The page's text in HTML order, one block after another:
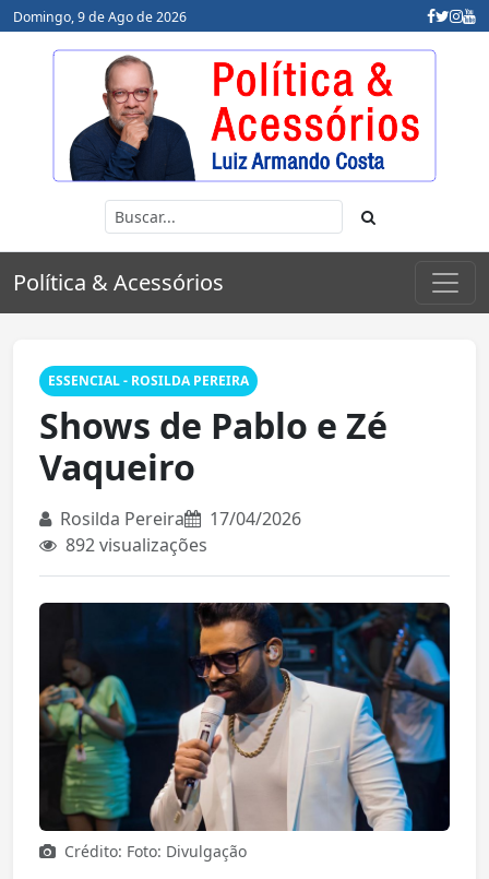
Domingo, 9 de Ago de 2026
Política & Acessórios
ESSENCIAL - ROSILDA PEREIRA
Shows de Pablo e Zé
Vaqueiro
Rosilda Pereira
17/04/2026
892 visualizações
Crédito: Foto: Divulgação